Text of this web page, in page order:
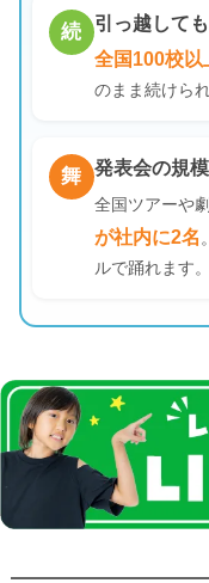
続
引っ越して
全国100校以
のまま続けられ
舞 発表会の規
全国ツアーや
が社内に2名
ルで踊れます。